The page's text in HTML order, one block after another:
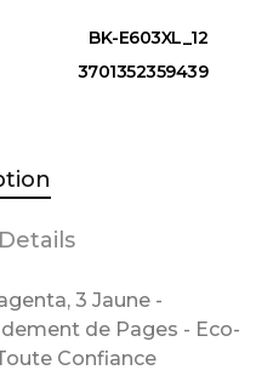
BK-E603XL_12
3701352359439
3 Jaune -
de Pages - Eco-
Confiance